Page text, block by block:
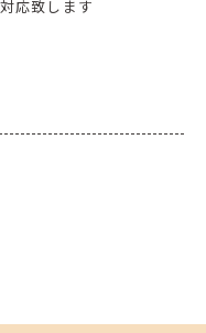
応致します